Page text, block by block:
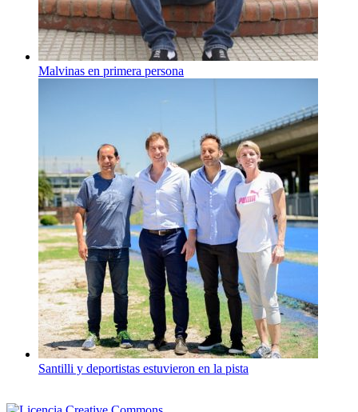
Malvinas en primera persona
Santilli y deportistas estuvieron en la pista